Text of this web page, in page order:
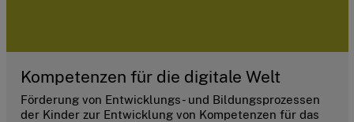
Kompetenzen für die digitale Welt
Förderung von Entwicklungs- und Bildungsprozessen
der Kinder zur Entwicklung von Kompetenzen für das